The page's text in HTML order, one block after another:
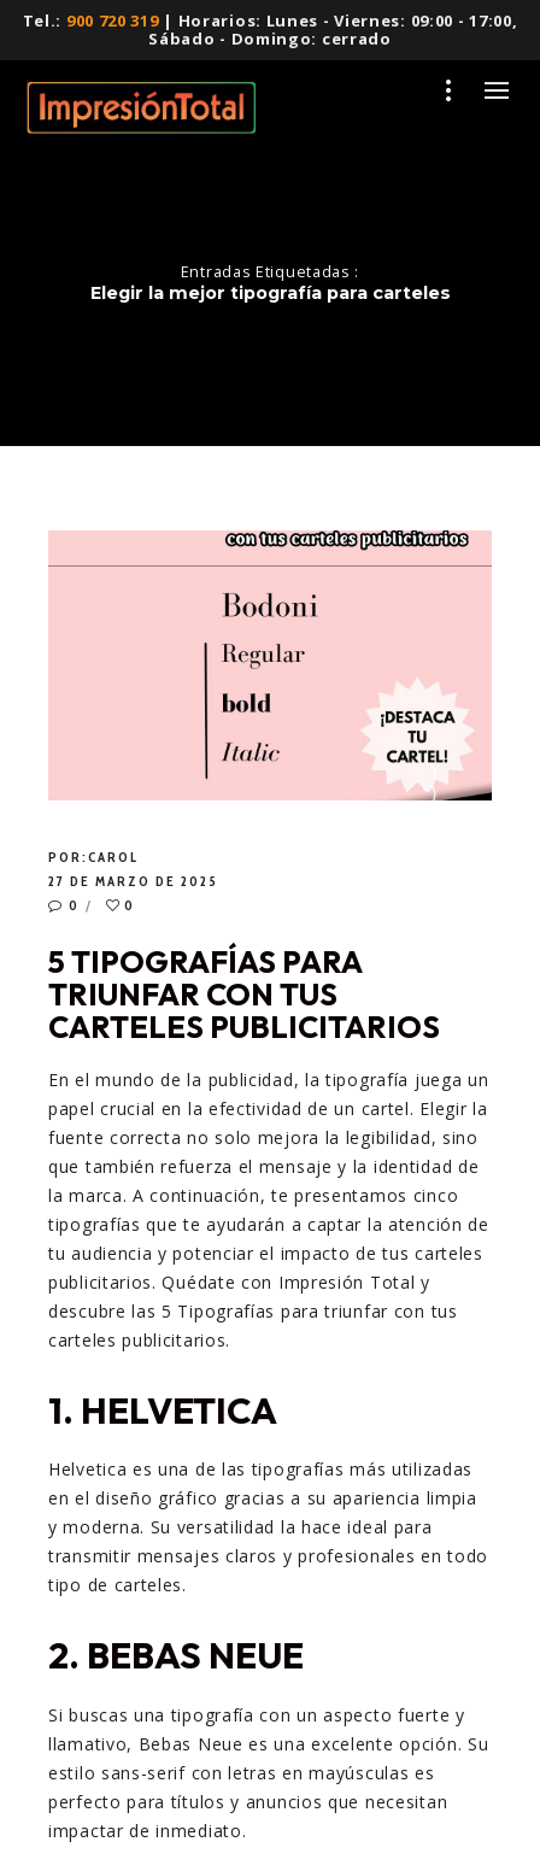
Tel.: 900 720 319| Horarios: Lunes - Viernes: 09:00 - 17:00,
Sábado - Domingo: cerrado
Entradas Etiquetadas :
Elegir la mejor tipografía para carteles
POR:CAROL
27 DE MARZO DE 2025
0
0
5 TIPOGRAFÍAS PARA
TRIUNFAR CON TUS
CARTELES PUBLICITARIOS
En el mundo de la publicidad, la tipografía juega un
papel crucial en la efectividad de un cartel. Elegir la
fuente correcta no solo mejora la legibilidad, sino
que también refuerza el mensaje y la identidad de
la marca. A continuación, te presentamos cinco
tipografías que te ayudarán a captar la atención de
tu audiencia y potenciar el impacto de tus carteles
publicitarios. Quédate con Impresión Total y
descubre las 5 Tipografías para triunfar con tus
carteles publicitarios.
1. HELVETICA
Helvetica es una de las tipografías más utilizadas
en el diseño gráfico gracias a su apariencia limpia
y moderna. Su versatilidad la hace ideal para
transmitir mensajes claros y profesionales en todo
tipo de carteles.
2. BEBAS NEUE
Si buscas una tipografía con un aspecto fuerte y
llamativo, Bebas Neue es una excelente opción. Su
estilo sans-serif con letras en mayúsculas es
perfecto para títulos y anuncios que necesitan
impactar de inmediato.